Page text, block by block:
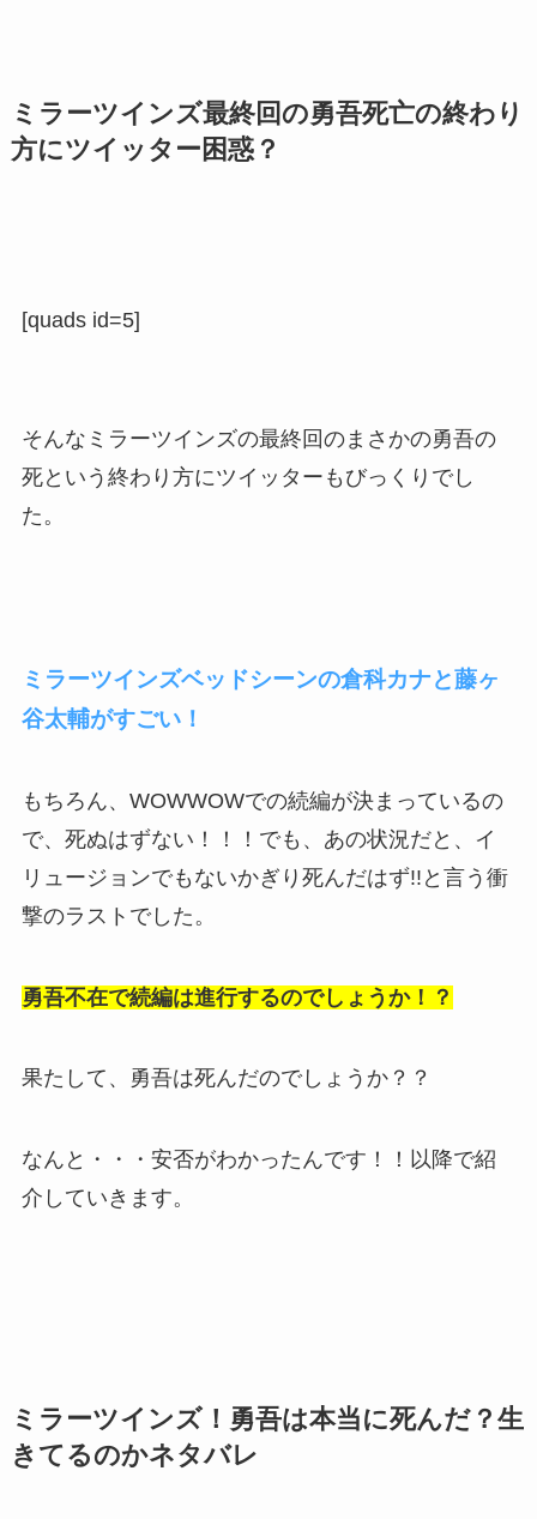
ミラーツインズ最終回の勇吾死亡の終わり
方にツイッター困惑？
[quads id=5]
そんなミラーツインズの最終回のまさかの勇吾の
死という終わり方にツイッターもびっくりでし
た。
ミラーツインズベッドシーンの倉科カナと藤ヶ
谷太輔がすごい！
もちろん、WOWWOWでの続編が決まっているの
で、死ぬはずない！！！でも、あの状況だと、イ
リュージョンでもないかぎり死んだはず!!と言う衝
撃のラストでした。
勇吾不在で続編は進行するのでしょうか！？
果たして、勇吾は死んだのでしょうか？？
なんと・・・安否がわかったんです！！以降で紹
介していきます。
ミラーツインズ！勇吾は本当に死んだ？生
きてるのかネタバレ